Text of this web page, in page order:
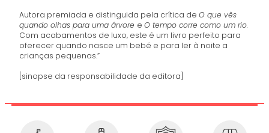
Autora premiada e distinguida pela crítica deO que vês
quando olhas para uma árvore eO tempo corre como um rio.
Com acabamentos de luxo, este é um livro perfeito para
oferecer quando nasce um bebé e para ler à noite a
crianças pequenas.”
[sinopse da responsabilidade da editora]